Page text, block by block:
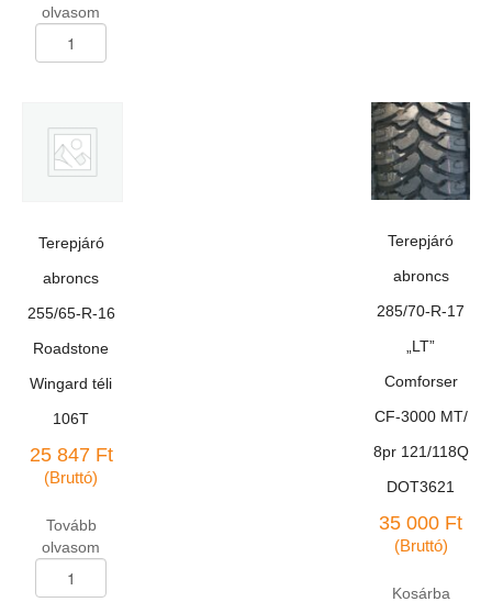
olvasom
abroncs
Antares
104/101S
DOT
leértekelt,
garancia
mennyiség
Terepjáró
abroncs
255/65-R-16
Roadstone
Wingard téli
106T
25 847 Ft
(Bruttó)
Tovább
olvasom
abroncs
Terepjáró
abroncs
285/70-R-17
„LT”
Comforser
CF-3000 MT/
8pr 121/118Q
DOT3621
35 000 Ft
(Bruttó)
Kosárba